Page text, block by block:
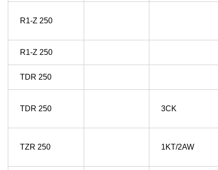
R1-Z 250
R1-Z 250
TDR 250
TDR 250 3CK
TZR 250 1KT/2AW